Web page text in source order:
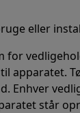
eller
for
apparatet.
Enhver
står